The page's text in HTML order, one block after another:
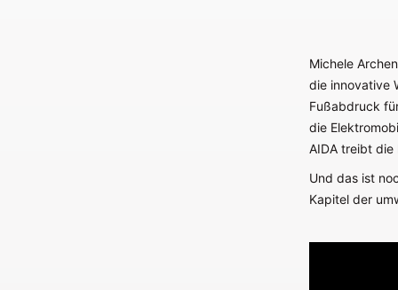
Michele
die innovative
Fußabdruck
die
AIDA treibt die
Und das ist
Kapitel der